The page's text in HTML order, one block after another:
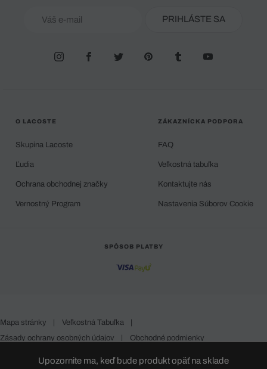
Upozornite ma, keď bude produkt opäť na sklade
PRIHLÁSTE SA
O LACOSTE
Skupina Lacoste
Ľudia
Ochrana obchodnej značky
Vernostný Program
ZÁKAZNÍCKA PODPORA
FAQ
Veľkostná tabuľka
Kontaktujte nás
Nastavenia Súborov Cookie
SPÔSOB PLATBY
Mapa stránky | Veľkostná Tabuľka
|
Zásady ochrany osobných údajov
| Obchodné podmienky